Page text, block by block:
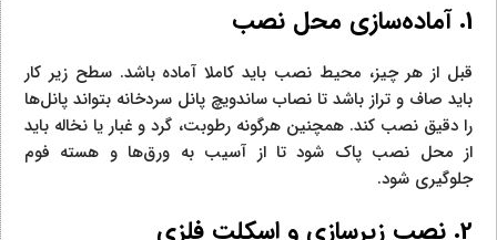
1. آماده‌سازی محل نصب
قبل از هر چیز، محیط نصب باید کاملا آماده باشد. سطح زیر کار
باید صاف و تراز باشد تا نصاب ساندویچ پانل سردخانه بتواند پانل‌ها
را دقیق نصب کند. همچنین هرگونه رطوبت، گرد و غبار یا نخاله باید
از محل نصب پاک شود تا از آسیب به ورق‌ها و هسته فوم
جلوگیری شود.
2. نصب زیرسازی و اسکلت فلزی